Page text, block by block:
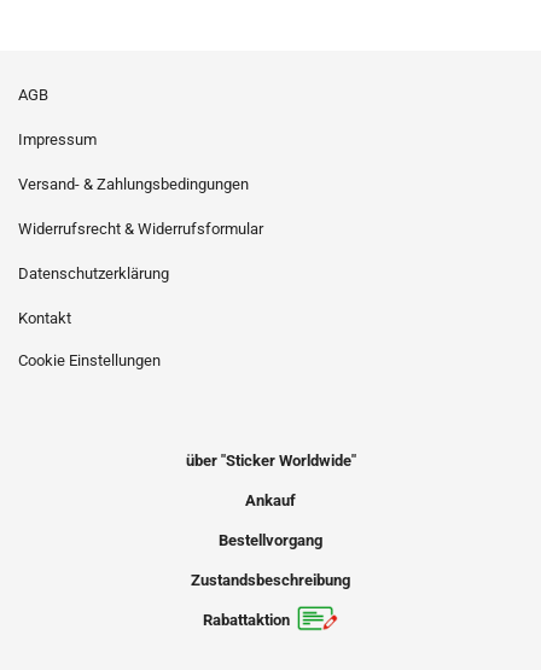
AGB
Impressum
Versand- & Zahlungsbedingungen
Widerrufsrecht & Widerrufsformular
Datenschutzerklärung
Kontakt
Cookie Einstellungen
über "Sticker Worldwide"
Ankauf
Bestellvorgang
Zustandsbeschreibung
Rabattaktion